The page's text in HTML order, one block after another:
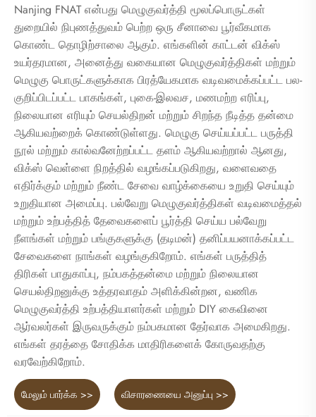
Nanjing FNAT என்பது மெழுகுவர்த்தி மூலப்பொருட்கள்
துறையில் நிபுணத்துவம் பெற்ற ஒரு சீனாவை பூர்வீகமாக
கொண்ட தொழிற்சாலை ஆகும். எங்களின் காட்டன் விக்ஸ்
உயர்தரமான, அனைத்து வகையான மெழுகுவர்த்திகள் மற்றும்
மெழுகு பொருட்களுக்காக பிரத்யேகமாக வடிவமைக்கப்பட்ட பல-
குறிப்பிடப்பட்ட பாகங்கள், புகை-இலவச, மணமற்ற எரிப்பு,
நிலையான எரியும் செயல்திறன் மற்றும் சிறந்த நீடித்த தன்மை
ஆகியவற்றைக் கொண்டுள்ளது. மெழுகு செய்யப்பட்ட பருத்தி
நூல் மற்றும் கால்வனேற்றப்பட்ட தளம் ஆகியவற்றால் ஆனது,
விக்ஸ் வெள்ளை நிறத்தில் வழங்கப்படுகிறது, வளைவதை
எதிர்க்கும் மற்றும் நீண்ட சேவை வாழ்க்கையை உறுதி செய்யும்
உறுதியான அமைப்பு. பல்வேறு மெழுகுவர்த்திகள் வடிவமைத்தல்
மற்றும் உற்பத்தித் தேவைகளைப் பூர்த்தி செய்ய பல்வேறு
நீளங்கள் மற்றும் பங்குகளுக்கு (தடிமன்) தனிப்பயனாக்கப்பட்ட
சேவைகளை நாங்கள் வழங்குகிறோம். எங்கள் பருத்தித்
திரிகள் பாதுகாப்பு, நம்பகத்தன்மை மற்றும் நிலையான
செயல்திறனுக்கு உத்தரவாதம் அளிக்கின்றன, வணிக
மெழுகுவர்த்தி உற்பத்தியாளர்கள் மற்றும் DIY கைவினை
ஆர்வலர்கள் இருவருக்கும் நம்பகமான தேர்வாக அமைகிறது.
எங்கள் தரத்தை சோதிக்க மாதிரிகளைக் கோருவதற்கு
வரவேற்கிறோம்.
மேலும் பார்க்க >> விசாரணையை அனுப்பு >>